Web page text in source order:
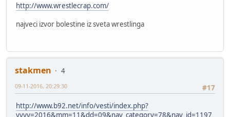
http://www.wrestlecrap.com/
najveci izvor bolestine iz sveta wrestlinga
stakmen
4
#17
09-11-2016, 20:29:30
http://www.b92.net/info/vesti/index.php?
yyyy=2016&mm=11&dd=09&nav_category=78&nav_id=1197